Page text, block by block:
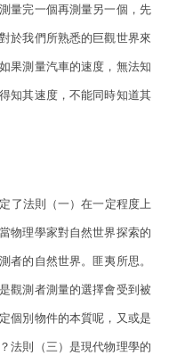
量完一個再測量另一個，先
於我們所熟悉的巨觀世界來
果測量汽車的速度，無法知
知其速度，不能同時知道其
了法則（一）在一定程度上
物理學家對自然世界探索的
者的自然世界。匪夷所思。
觀測者測量的選擇會受到被
個別物件的本質呢，又或是
法則（三）是現代物理學的